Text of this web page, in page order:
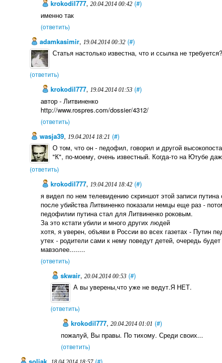
krokodil777, 20.04.2014 00:42 (#)
именно так
(ответить)
adamkasimir,19.04.2014 00:32 (#)
Статья настолько известна, что и ссылка не
(ответить)
krokodil777, 19.04.2014 01:53 (#)
автор - Литвиненко
http://www.rospres.com/dossier/4312/
(ответить)
wasja39,19.04.2014 18:21 (#)
О том, что он - педофил, говорил и другой
"К", по-моему, очень известный. Когда-то на Ютубе
(ответить)
krokodil777, 19.04.2014 18:42 (#)
я видел по нем телевидению скриншот этой записи путина
после убийства Литвиненко показали немцы еще раз -
педофилии путина стал для Литвиненко роковым.
За это кстати убили и много других людей
хотя, я уверен, объяви в России во всех газетах -
утех - родители сами к нему поведут детей, очередь
мавзолее........
(ответить)
skwair,20.04.2014 00:53 (#)
А вы уверены,что уже не ведут.Я НЕТ.
(ответить)
krokodil777, 20.04.2014 01:01 (#)
пожалуй, Вы правы. По тихому. Среди своих...
(ответить)